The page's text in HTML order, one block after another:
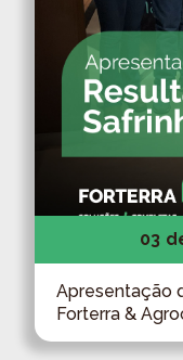
03
Apresentação
Forterra &